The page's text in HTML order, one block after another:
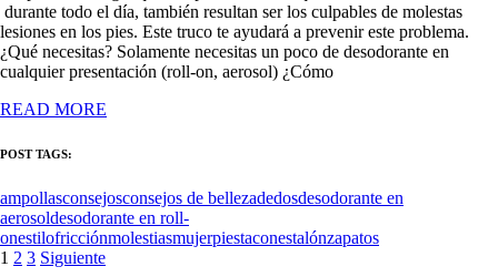
durante todo el día, también resultan ser los culpables de molestas
lesiones en los pies. Este truco te ayudará a prevenir este problema.
¿Qué necesitas? Solamente necesitas un poco de desodorante en
cualquier presentación (roll-on, aerosol) ¿Cómo
READ MORE
POST TAGS:
ampollasconsejosconsejos de bellezadedosdesodorante en
aerosoldesodorante en roll-
onestilofricciónmolestiasmujerpiestaconestalónzapatos
Paginación
1 2 3 Siguiente